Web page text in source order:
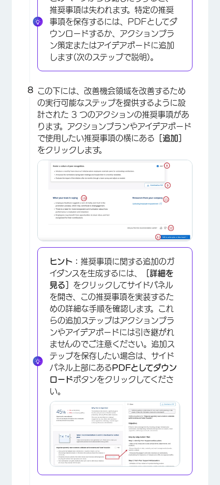
×
×
推奨事項は失われます。特定の推奨
事項を保存するには、PDFとしてダ
ウンロードするか、アクションプラ
ン策定またはアイデアボードに追加
します(次のステップで説明)。
この下には、改善機会領域を改善するため
の実行可能なステップを提供するように設
計された 3 つのアクションの推奨事項があ
ります。アクションプランやアイデアボード
で使用したい推奨事項の横にある ［追加］
をクリックします。
ヒント： 推奨事項に関する追加のガ
イダンスを生成するには、
［詳細を
見る］ をクリックしてサイドパネル
を開き、この推奨事項を実装するた
めの詳細な手順を確認します。これ
らの追加ステップはアクションプラ
ンやアイデアボードには引き継がれ
ませんのでご注意ください。追加ス
テップを保存したい場合は、サイド
パネル上部にあるPDFとしてダウン
ロードボタンをクリックしてくださ
い。